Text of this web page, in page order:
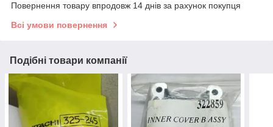
Повернення товару впродовж 14 днів за рахунок покупця
Всі умови повернення
Подібні товари компанії